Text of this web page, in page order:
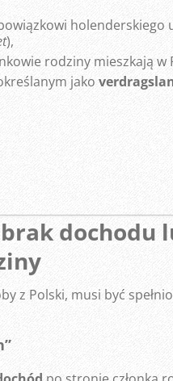
holenderskiego
),
rodziny mieszkają w
jako
dochodu
z Polski, musi być